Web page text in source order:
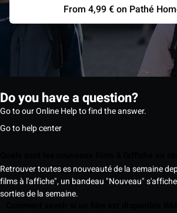
From 4,99 € on Pathé
Do you have a question?
Go to our Online Help to find the answer.
Go to help center
Retrouver toutes es nouveauté de la semaine
films à l'affiche", un bandeau "Nouveau"
sorties de la semaine.